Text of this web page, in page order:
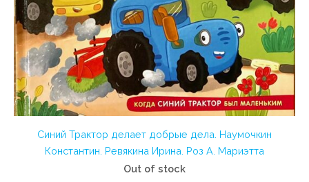
Синий Трактор делает добрые дела. Наумочкин
Константин. Ревякина Ирина. Роз А. Мариэтта
Out of stock